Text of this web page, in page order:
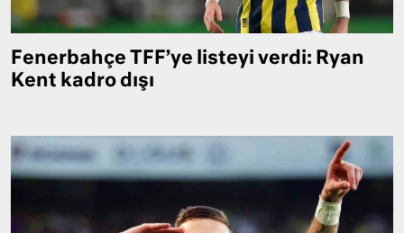
Fenerbahçe TFF’ye listeyi verdi: Ryan
Kent kadro dışı